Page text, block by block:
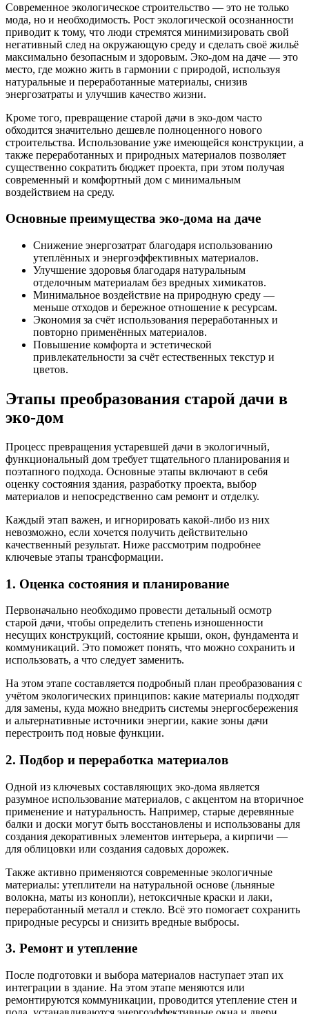
Современное экологическое строительство — это не только
мода, но и необходимость. Рост экологической осознанности
приводит к тому, что люди стремятся минимизировать свой
негативный след на окружающую среду и сделать своё жильё
максимально безопасным и здоровым. Эко-дом на даче — это
место, где можно жить в гармонии с природой, используя
натуральные и переработанные материалы, снизив
энергозатраты и улучшив качество жизни.
Кроме того, превращение старой дачи в эко-дом часто
обходится значительно дешевле полноценного нового
строительства. Использование уже имеющейся конструкции, а
также переработанных и природных материалов позволяет
существенно сократить бюджет проекта, при этом получая
современный и комфортный дом с минимальным
воздействием на среду.
Основные преимущества эко-дома на даче
Снижение энергозатрат благодаря использованию
утеплённых и энергоэффективных материалов.
Улучшение здоровья благодаря натуральным
отделочным материалам без вредных химикатов.
Минимальное воздействие на природную среду —
меньше отходов и бережное отношение к ресурсам.
Экономия за счёт использования переработанных и
повторно применённых материалов.
Повышение комфорта и эстетической
привлекательности за счёт естественных текстур и
цветов.
Этапы преобразования старой дачи в
эко-дом
Процесс превращения устаревшей дачи в экологичный,
функциональный дом требует тщательного планирования и
поэтапного подхода. Основные этапы включают в себя
оценку состояния здания, разработку проекта, выбор
материалов и непосредственно сам ремонт и отделку.
Каждый этап важен, и игнорировать какой-либо из них
невозможно, если хочется получить действительно
качественный результат. Ниже рассмотрим подробнее
ключевые этапы трансформации.
1. Оценка состояния и планирование
Первоначально необходимо провести детальный осмотр
старой дачи, чтобы определить степень изношенности
несущих конструкций, состояние крыши, окон, фундамента и
коммуникаций. Это поможет понять, что можно сохранить и
использовать, а что следует заменить.
На этом этапе составляется подробный план преобразования с
учётом экологических принципов: какие материалы подходят
для замены, куда можно внедрить системы энергосбережения
и альтернативные источники энергии, какие зоны дачи
перестроить под новые функции.
2. Подбор и переработка материалов
Одной из ключевых составляющих эко-дома является
разумное использование материалов, с акцентом на вторичное
применение и натуральность. Например, старые деревянные
балки и доски могут быть восстановлены и использованы для
создания декоративных элементов интерьера, а кирпичи —
для облицовки или создания садовых дорожек.
Также активно применяются современные экологичные
материалы: утеплители на натуральной основе (льняные
волокна, маты из конопли), нетоксичные краски и лаки,
переработанный металл и стекло. Всё это помогает сохранить
природные ресурсы и снизить вредные выбросы.
3. Ремонт и утепление
После подготовки и выбора материалов наступает этап их
интеграции в здание. На этом этапе меняются или
ремонтируются коммуникации, проводится утепление стен и